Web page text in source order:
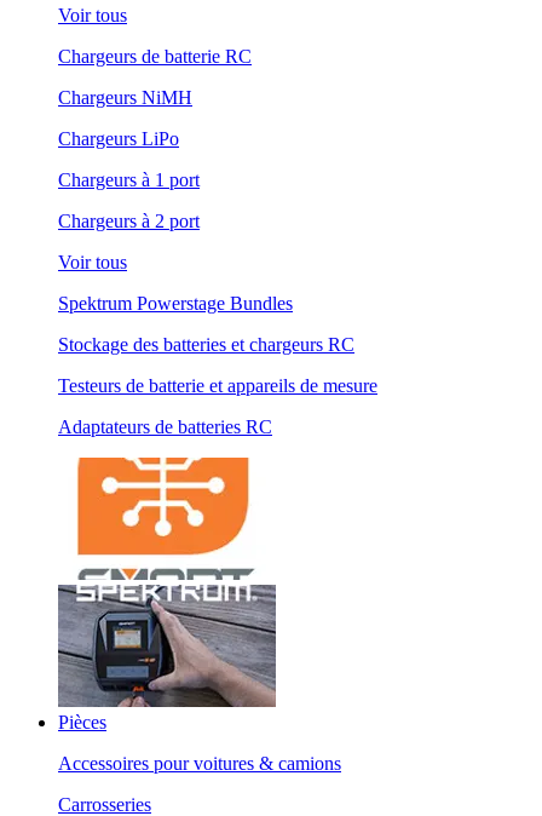
Voir tous
Chargeurs de batterie RC
Chargeurs NiMH
Chargeurs LiPo
Chargeurs à 1 port
Chargeurs à 2 port
Voir tous
Spektrum Powerstage Bundles
Stockage des batteries et chargeurs RC
Testeurs de batterie et appareils de mesure
Adaptateurs de batteries RC
Pièces
Accessoires pour voitures & camions
Carrosseries